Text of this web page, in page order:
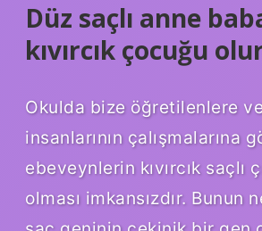
Düz saçlı anne
kıvırcık çocuğu
Okulda bize öğretilenlere
insanlarının çalışmalarına
ebeveynlerin kıvırcık saçlı
olması imkansızdır. Bunun